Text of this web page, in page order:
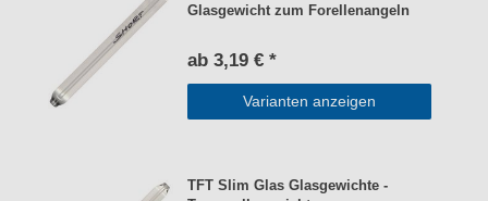
Glasgewicht zum Forellenangeln
ab 3,19 € *
Varianten anzeigen
TFT Slim Glas Glasgewichte -